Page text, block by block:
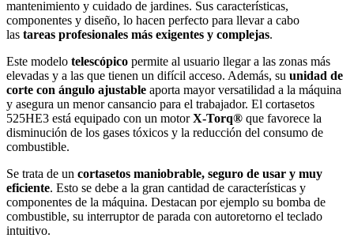
mantenimiento y cuidado de jardines. Sus características,
componentes y diseño, lo hacen perfecto para llevar a cabo
las tareas profesionales más exigentes y complejas.
Este modelo telescópico permite al usuario llegar a las zonas más
elevadas y a las que tienen un difícil acceso. Además, su unidad de
corte con ángulo ajustable aporta mayor versatilidad a la máquina
y asegura un menor cansancio para el trabajador. El cortasetos
525HE3 está equipado con un motorX-Torq® que favorece la
disminución de los gases tóxicos y la reducción del consumo de
combustible.
Se trata de un cortasetos maniobrable, seguro de usar y muy
eficiente. Esto se debe a la gran cantidad de características y
componentes de la máquina. Destacan por ejemplo su bomba de
combustible, su interruptor de parada con autoretorno el teclado
intuitivo.